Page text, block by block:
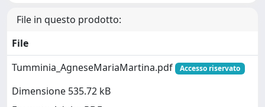
File in questo prodotto:
File
Tumminia_AgneseMariaMartina.pdf
Accesso riservato
Dimensione 535.72 kB